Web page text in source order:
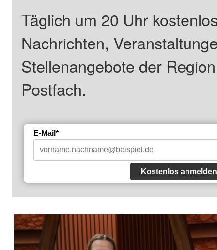
Täglich um 20 Uhr
Nachrichten,
Stellenangebote der
Postfach.
E-Mail*
Kostenlos anmelden